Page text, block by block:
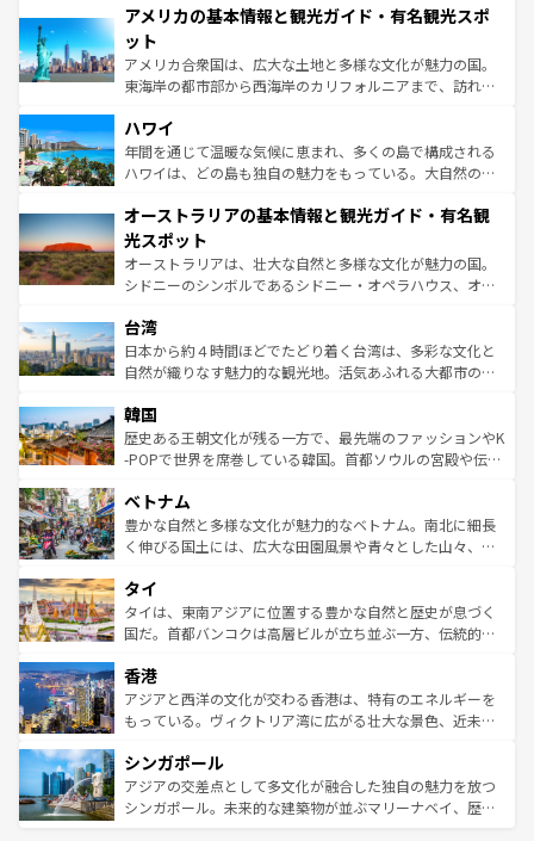
ンツ一覧を参照してほしい。
の建物がそのまま残る町や、スイスならではのユニークな
博物館もあり、アルプス観光だけでなく町歩きも満喫する
ことができる。国民の所得が高いため物価も高いが、旅行
者向けの交通パス提供のサービスもあり、うまく活用すれ
着のスイス情報は
アメリカの基本情報と観光ガイド・有名観光スポ
ット
アメリカ合衆国は、広大な土地と多様な文化が魅力の国。
東海岸の都市部から西海岸のカリフォルニアまで、訪れる
のような巨大都市は、観光、ショッピング、エンターテイ
ンメントが詰まった刺激的なスポットだ。一方、アメリカ
西部には大自然が広がり、グランドキャニオンやイエロー
部のニューオーリンズでは、音楽と美食が融合した独特の
文化が魅力。旅行者はアメリカの各地域で異なる魅力を楽
しみながら、その多様性と豊かな歴史を感じることができ
るだろう。車でのロードトリップや列車の旅も、アメリカ
情報は
ハワイ
年間を通じて温暖な気候に恵まれ、多くの島で構成される
ハワイは、どの島も独自の魅力をもっている。大自然の神
ワイ島は見逃せない。また、定番の観光地といえばオアフ
島だが、静かな自然を求めるならマウイ島やカウアイ島が
おすすめ。エメラルドグリーンに輝く海をはじめ、豊かな
文化や歴史が息づいている。「アロハスピリット」と呼ば
人々、おいしいローカルフードやハワイアンミュージッ
ク、伝統的なフラダンスなど、すべてがハワイの魅力を彩
っている。訪れるたびに新しい発見と感動が待っているハ
はコンテンツ一覧
オーストラリアの基本情報と観光ガイド・有名観
光スポット
オーストラリアは、壮大な自然と多様な文化が魅力の国。
シドニーのシンボルであるシドニー・オペラハウス、オー
リアリーフや大陸中央部にそびえるウルル（エアーズロッ
ク）、タスマニアの美しい原生林やケアンズの熱帯雨林な
ど、見どころがたくさん。また、カフェやワイン、オージ
いる。アクティビティも充実しており、サーフィンやダイ
ビング、ハイキングなど、アウトドア好きにはたまらな
い。オーストラリアの多彩な魅力を存分に味わいつくそ
参照してほしい。
台湾
日本から約４時間ほどでたどり着く台湾は、多彩な文化と
自然が織りなす魅力的な観光地。活気あふれる大都市の台
ン）、静ひつな山岳地帯である台湾東部など、都市の喧騒
と山間の静けさが共存しており、訪れる人に新しい発見と
驚きをもたらしてくれる。また、奥深い台湾の食文化も魅
容にもいいと評判のスイーツなど、バラエティ豊かな料理
が味わえる。 なお、新着の台湾情報は コンテンツ一覧を参
照してほしい。
韓国
歴史ある王朝文化が残る一方で、最先端のファッションやK
-POPで世界を席巻している韓国。首都ソウルの宮殿や伝統
き、地方に足を延ばせば四季折々の自然美を楽しむことが
できる。そして、キムチや焼肉、絶品のストリートフード
まで、さまざまな韓国料理が待っている。夜には、韓国な
リティに包まれながら、韓国の多彩な魅力を心ゆくまで味
わってみてほしい。 なお、新着の韓国情報はコンテンツ一
覧を参照してほしい。
ベトナム
豊かな自然と多様な文化が魅力的なベトナム。南北に細長
く伸びる国土には、広大な田園風景や青々とした山々、世
急速な発展と共に伝統が息づく。ハノイの古い町並みやホ
ーチミン市のフランス統治時代の建物も、独特の雰囲気を
醸し出している。また、バラエティの豊かさとおいしさで
とつ。フォーやバインミー、ベトナムコーヒーなどは、ぜ
ひ現地で味わいたい。どの地域を訪れてもあたたかい人々
が旅行者を迎えてくれるので、きっと忘れられない旅にな
参照してほしい。
タイ
タイは、東南アジアに位置する豊かな自然と歴史が息づく
国だ。首都バンコクは高層ビルが立ち並ぶ一方、伝統的な
の活気が交差している。北部ではチェンマイなどの山岳地
帯で自然と触れ合い、南部ではプーケットやクラビの美し
いビーチでリゾート気分を楽しむことができる。タイ料理
激する。気候は一年中温暖で、どの季節にも異なる楽しみ
が待っている。親しみやすいタイの人々、仏教を中心とし
た文化、そして多様な観光資源が、訪れる旅人を魅了し続
香港
アジアと西洋の文化が交わる香港は、特有のエネルギーを
もっている。ヴィクトリア湾に広がる壮大な景色、近未来
み、どこを訪れても感動するはず。観光スポットが密集し
ており、効率よく見どころを回れるのも魅力。息をのむよ
うな絶景から文化的な体験まで、香港を存分に楽しみ尽く
シンガポール
アジアの交差点として多文化が融合した独自の魅力を放つ
シンガポール。未来的な建築物が並ぶマリーナベイ、歴史